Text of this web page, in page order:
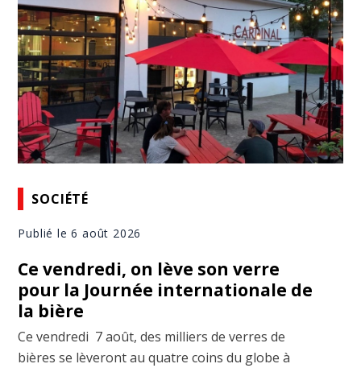
SOCIÉTÉ
Publié le 6 août 2026
Ce vendredi, on lève son verre
pour la Journée internationale de
la bière
Ce vendredi 7 août, des milliers de verres de
bières se lèveront au quatre coins du globe à